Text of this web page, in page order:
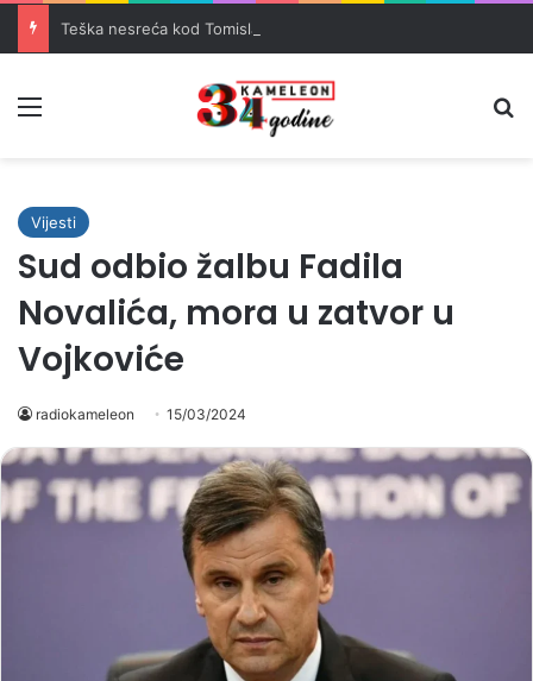
Vijesti
Sud odbio žalbu Fadila
Novalića, mora u zatvor u
Vojkoviće
radiokameleon 15/03/2024